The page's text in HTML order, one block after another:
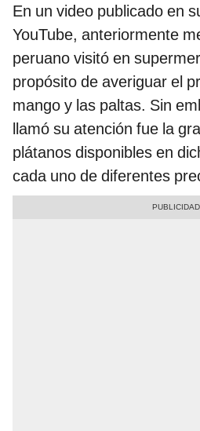
En un video publicado en
YouTube, anteriormente
peruano visitó en
propósito de averiguar el
mango y las paltas. Sin
llamó su atención fue la
plátanos disponibles en
cada uno de diferentes